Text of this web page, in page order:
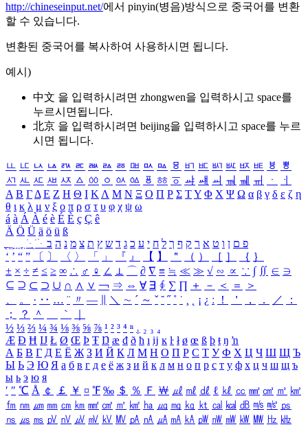
http://chineseinput.net/에서 pinyin(병음)방식으로 중국어를 변환
할 수 있습니다.
변환된 중국어를 복사하여 사용하시면 됩니다.
예시)
中文 을 입력하시려면 zhongwen을 입력하시고 space를
누르시면됩니다.
北京 을 입력하시려면 beijing을 입력하시고 space를 누르
시면 됩니다.
ㅥ ㅦ ㅧ ㅨ ㅩ ㅪ ㅫ ㅬ ㅭ ㅮ ㅯ ㅰ ㅱ ㅲ ㅳ ㅴ ㅵ ㅶ ㅷ ㅸ
ㅹ
ㅺ ㅻ ㅼ ㅽ ㅾ ㅿ ㆀ ㆁ ㆂ ㆃ ㆄ ㆅ ㆆ ㆇ ㆈ ㆉ ㆊ ㆋ ㆌ ㆍ
ㆎ
Α Β ΓΔ Ε Ζ Η Θ Ι ΚΛ Μ Ν Ξ Ο Π Ρ Σ ΤΥ Φ Χ Ψ Ω α β γ δ ε ζ η
θ ι κ λ μ ν ξ ο π ρ σ τ υ φ χ ψ ω
á à Á À é è É È ç Ç ê
Ä Ö Ü ä ö ü ß
ִֶֹ ֻּ ׁׂ פ ם ן ו ט א ר ק ף ך ל ח י ע כ ג ד ש ץ ת צ מ נ ה ב
‘ ’ “ ” 〔 〕 〈 〉 「 」 『 』 【 】 ＂ （ ） ［ ］ ｛ ｝
± × ÷ ≠ ≤ ≥ ∞ ∴ ♂ ♀ ∠ ⊥ ⌒ ∂ ∇ ≡ ≒ ≪ ≫ √ ∽ ∝ ∵ ∫ ∬ ∈ ∋
⊆ ⊇ ⊂ ⊃ ∪ ∩ ∧ ∨ ￢ ⇒ ⇔ ∀ ∃ ∮ ∑ ∏ ＋ － ＜ ＝
＞
、
。 · ‥ … ¨ 〃 ― ＼ ∼ ´ ～ ˇ ˘ ˝ ˚ ˙ ¸ ¡ ¿ ː ！ ＇ ， ． ／
：
；
？ ＾ ｀
½ ⅓ ⅔ ¼ ¾ ⅛ ⅜ ⅝ ⅞ ¹ ² ³ ⁴ ⁿ ₁ ₂ ₃ ₄
Æ Ð Ħ Ĳ Ł Ø Œ Þ Ŧ Ŋ æ đ ð ħ ı ĳ ĸ ŀ ł ø œ ß þ ŧ ŋ ŉ
А Б В Г Д Е Ё Ж З И Й К Л М Н О П Р С Т У Ф Х Ц Ч Ш Щ Ъ
Ы Ь Э Ю Я а б в г д е ё ж з и й к л м н о п р с т у ф х ц ч ш щ ъ
ы ь э ю я
′ ″ ℃ Å ￠ ￡ ￥ ¤ ℉ ‰ ＄ ％ Ｆ ￦ ㎕ ㎖ ㎗ ℓ ㎘ ㏄ ㎣ ㎤ ㎥ ㎦
㎙ ㎚ ㎛ ㎜ ㎝ ㎞ ㎟ ㎠ ㎡ ㎢ ㏊ ㎍ ㎎ ㎏ ㏏ ㎈ ㎉ ㏈ ㎧ ㎨ ㎰
㎱ ㎲ ㎳ ㎴ ㎵ ㎶ ㎷ ㎸ ㎹ ㎀ ㎁ ㎂ ㎃ ㎄ ㎺ ㎻ ㎽ ㎾ ㎿ ㎐ ㎑